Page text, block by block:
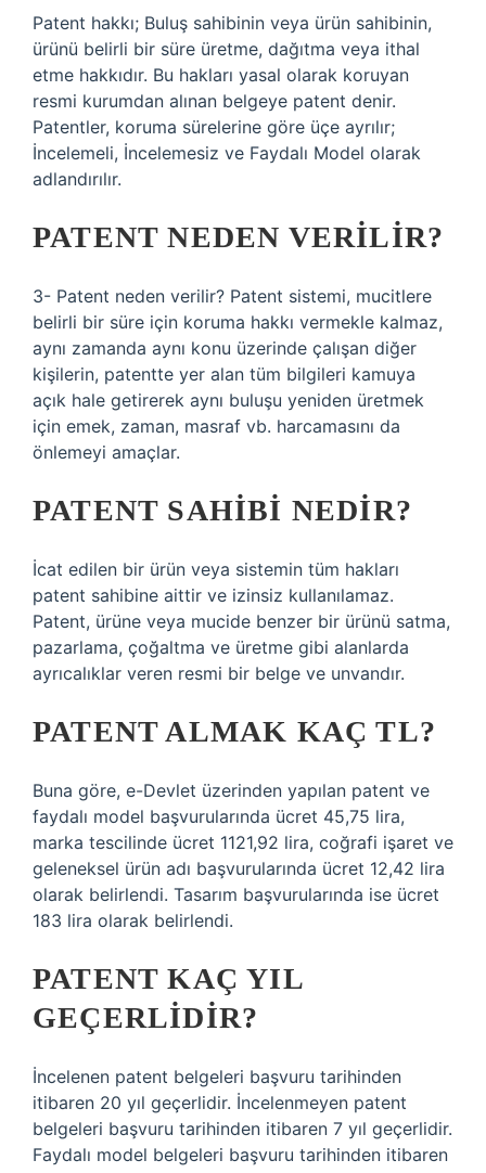
Patent hakkı; Buluş sahibinin veya ürün sahibinin,
ürünü belirli bir süre üretme, dağıtma veya ithal
etme hakkıdır. Bu hakları yasal olarak koruyan
resmi kurumdan alınan belgeye patent denir.
Patentler, koruma sürelerine göre üçe ayrılır;
İncelemeli, İncelemesiz ve Faydalı Model olarak
adlandırılır.
PATENT NEDEN VERILIR?
3- Patent neden verilir? Patent sistemi, mucitlere
belirli bir süre için koruma hakkı vermekle kalmaz,
aynı zamanda aynı konu üzerinde çalışan diğer
kişilerin, patentte yer alan tüm bilgileri kamuya
açık hale getirerek aynı buluşu yeniden üretmek
için emek, zaman, masraf vb. harcamasını da
önlemeyi amaçlar.
PATENT SAHIBI NEDIR?
İcat edilen bir ürün veya sistemin tüm hakları
patent sahibine aittir ve izinsiz kullanılamaz.
Patent, ürüne veya mucide benzer bir ürünü satma,
pazarlama, çoğaltma ve üretme gibi alanlarda
ayrıcalıklar veren resmi bir belge ve unvandır.
PATENT ALMAK KAÇ TL?
Buna göre, e-Devlet üzerinden yapılan patent ve
faydalı model başvurularında ücret 45,75 lira,
marka tescilinde ücret 1121,92 lira, coğrafi işaret ve
geleneksel ürün adı başvurularında ücret 12,42 lira
olarak belirlendi. Tasarım başvurularında ise ücret
183 lira olarak belirlendi.
PATENT KAÇ YIL
GEÇERLIDIR?
İncelenen patent belgeleri başvuru tarihinden
itibaren 20 yıl geçerlidir. İncelenmeyen patent
belgeleri başvuru tarihinden itibaren 7 yıl geçerlidir.
Faydalı model belgeleri başvuru tarihinden itibaren